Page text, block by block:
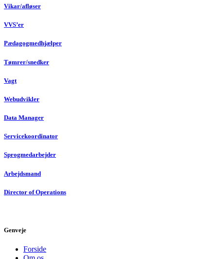
Vikar/afløser
VVS’er
Pædagogmedhjælper
Tømrer/snedker
Vagt
Webudvikler
Data Manager
Servicekoordinator
Sprogmedarbejder
Arbejdsmand
Director of Operations
Genveje
Forside